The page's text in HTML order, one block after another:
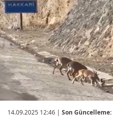
14.09.2025 12:46 | Son Güncelleme: